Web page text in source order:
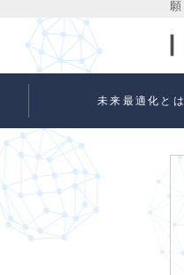
未来最適化とは